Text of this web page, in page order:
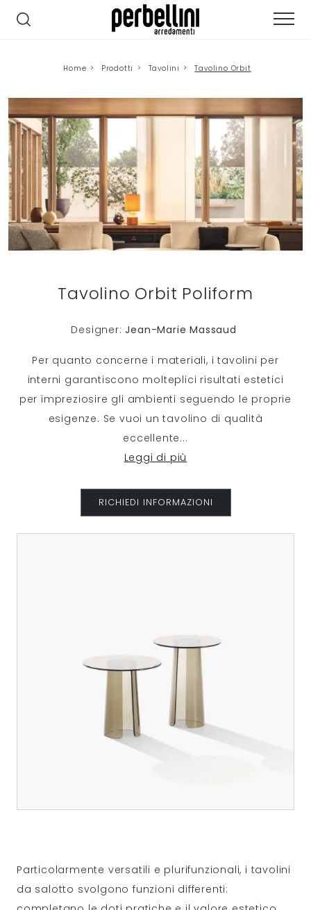
Home > Prodotti > Tavolini > Tavolino Orbit
Tavolino Orbit Poliform
Designer:Jean-Marie Massaud
Per quanto concerne i materiali, i tavolini per
interni garantiscono molteplici risultati estetici
per impreziosire gli ambienti seguendo le proprie
esigenze. Se vuoi un tavolino di qualità
eccellente...
Leggi di più
RICHIEDI INFORMAZIONI
Particolarmente versatili e plurifunzionali, i tavolini
da salotto svolgono funzioni differenti: